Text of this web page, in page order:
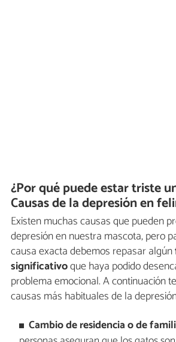
¿Por qué puede estar triste
Causas de la depresión en
Existen muchas causas que pueden
depresión en nuestra mascota, pero
causa exacta debemos repasar algún
significativoque haya podido
problema emocional. A continuación
causas más habituales de la
Cambio de residencia o de